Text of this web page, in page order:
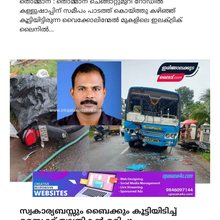
തൊമ്മാന : തൊമ്മാന ചെങ്ങാറ്റുമുറി റോഡിൽ
കള്ളുഷാപ്പിന് സമീപം പാടത്ത് കൊയ്ത്തു കഴിഞ്ഞ്
കൂട്ടിയിട്ടിരുന്ന വൈക്കോലിന്മേൽ മുകളിലെ ഇലക്ട്രിക്
ലൈനിൽ…
സ്വകാര്യബസ്സും ബൈക്കും കൂട്ടിയിടിച്ച്